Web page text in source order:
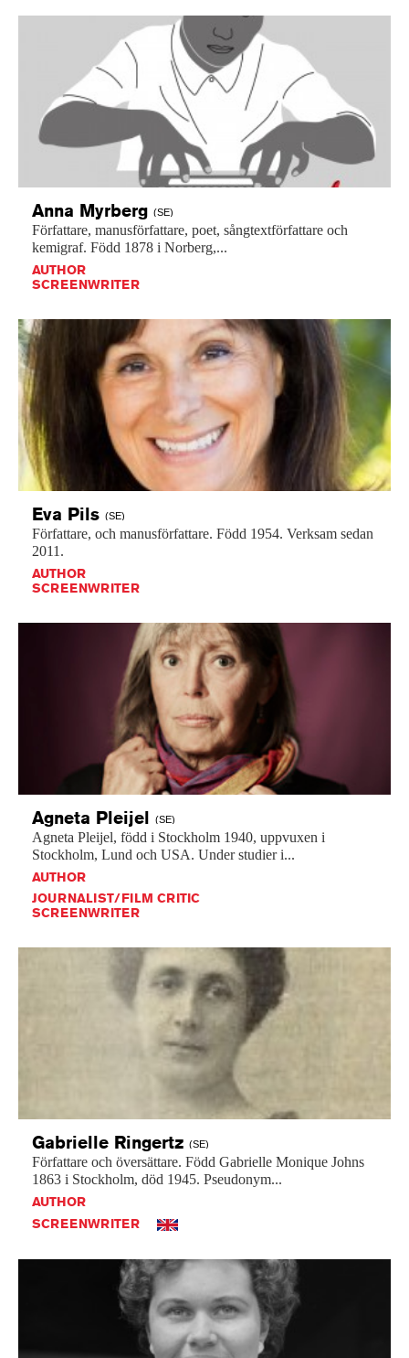
Anna Myrberg (SE)
Författare, manusförfattare, poet, sångtextförfattare och
kemigraf. Född 1878 i Norberg,...
AUTHOR
SCREENWRITER
Eva Pils (SE)
Författare, och manusförfattare. Född 1954. Verksam sedan
2011.
AUTHOR
SCREENWRITER
Agneta Pleijel (SE)
Agneta Pleijel, född i Stockholm 1940, uppvuxen i
Stockholm, Lund och USA. Under studier i...
AUTHOR
JOURNALIST/FILM CRITIC
SCREENWRITER
Gabrielle Ringertz (SE)
Författare och översättare. Född Gabrielle Monique Johns
1863 i Stockholm, död 1945. Pseudonym...
AUTHOR
SCREENWRITER